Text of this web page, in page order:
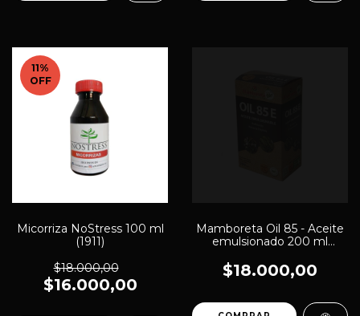
11%
OFF
Micorriza NoStress 100 ml
(1911)
$18.000,00
$16.000,00
Mamboreta Oil 85 - Aceite
emulsionado 200 ml
$18.000,00